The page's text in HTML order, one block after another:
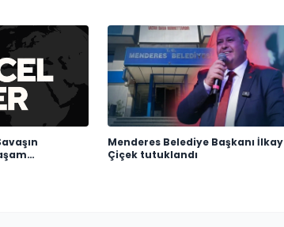
Menderes Belediye Başkanı İlkay
Çiçek tutuklandı